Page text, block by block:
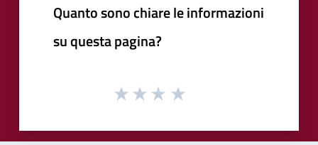
Quanto sono chiare le informazioni
su questa pagina?